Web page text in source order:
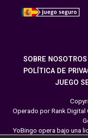
SOBRE NOSOTROS
POLÍTICA DE
JUEGO
Operado por Rank Digital
YoBingo opera bajo una